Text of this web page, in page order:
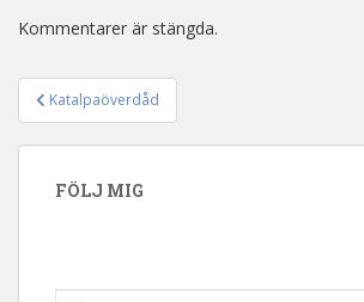
Kommentarer är stängda.
Inläggsnavigering
Katalpaöverdåd
FÖLJ MIG